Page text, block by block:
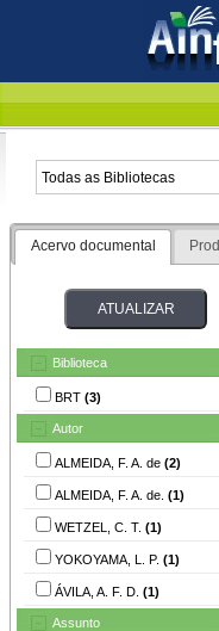
Acervo documental
Biblioteca
BRT (3)
Autor
ALMEIDA, F. A. de (2)
ALMEIDA, F. A. de. (1)
WETZEL, C. T. (1)
YOKOYAMA, L. P. (1)
ÁVILA, A. F. D. (1)
Assunto